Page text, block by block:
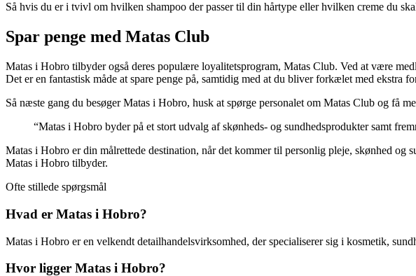
Så hvis du er i tvivl om hvilken shampoo der passer til din hårtype eller hvilken creme du
Spar penge med Matas Club
Matas i Hobro tilbyder også deres populære loyalitetsprogram, Matas Club. Ved at være
Det er en fantastisk måde at spare penge på, samtidig med at du bliver forkælet med ekstra
Så næste gang du besøger Matas i Hobro, husk at spørge personalet om Matas Club og få
“Matas i Hobro byder på et stort udvalg af skønheds- og sundhedsprodukter samt
Matas i Hobro er din målrettede destination, når det kommer til personlig pleje, skønhed og
Matas i Hobro tilbyder.
Ofte stillede spørgsmål
Hvad er Matas i Hobro?
Matas i Hobro er en velkendt detailhandelsvirksomhed, der specialiserer sig i kosmetik,
Hvor ligger Matas i Hobro?